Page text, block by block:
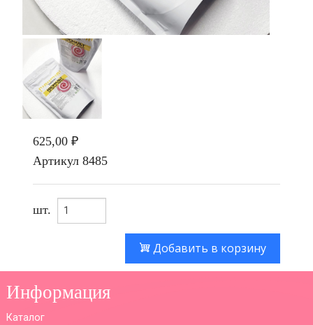
625,00 ₽
Артикул 8485
шт.
Добавить в корзину
Информация
Каталог